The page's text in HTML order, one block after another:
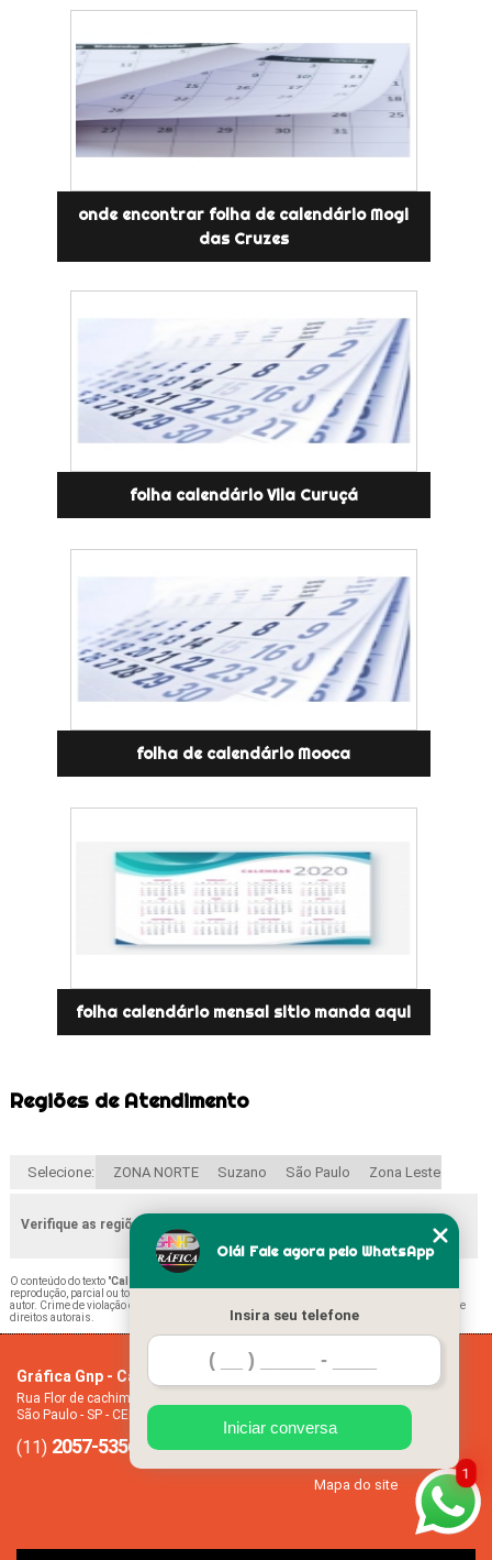
onde encontrar folha de calendário Mogi
das Cruzes
folha calendário Vila Curuçá
folha de calendário Mooca
folha calendário mensal sitio manda aqui
Regiões de Atendimento
Selecione: ZONA NORTE Suzano São Paulo Zona Leste
Verifique as regiões que atendemos
O conteúdo do texto "Calendário Folha Av Casa Verde
reprodução, parcial ou total, mesmo citando nossos links, é proibida sem a autorização do
autor. Crime de violação de direito autoral – artigo 184 do Código Penal –
Lei 9610/98 - Lei de
direitos autorais
Gráfica Gnp - Cartão de visita
Rua Flor de cachimbo, 274 - Jardim Santana
São Paulo - SP - CEP: 08050-040
(11) 2057-5356 (11)94612-2445
Missão
Mapa do site
1
Olá! Fale agora pelo WhatsApp
Insira seu telefone
Iniciar conversa